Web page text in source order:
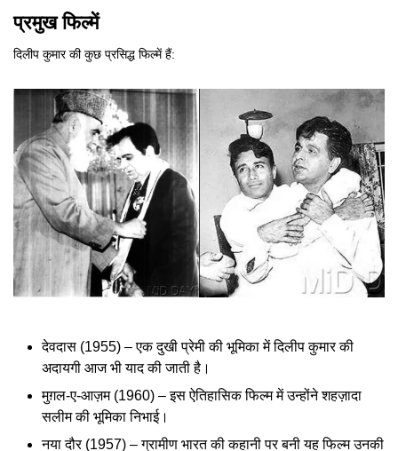
प्रमुख फिल्में
दिलीप कुमार की कुछ प्रसिद्ध फिल्में हैं:
देवदास (1955) – एक दुखी प्रेमी की भूमिका में दिलीप कुमार की
अदायगी आज भी याद की जाती है।
मुग़ल-ए-आज़म (1960) – इस ऐतिहासिक फिल्म में उन्होंने शहज़ादा
सलीम की भूमिका निभाई।
नया दौर (1957) – ग्रामीण भारत की कहानी पर बनी यह फिल्म उनकी